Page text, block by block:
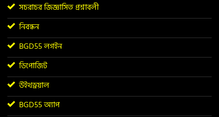
সচরাচর জিজ্ঞাসিত প্রশ্নাবলী
নিবন্ধন
BGD55 লগইন
ডিপোজিট
উইথড্রয়াল
BGD55 অ্যাপ